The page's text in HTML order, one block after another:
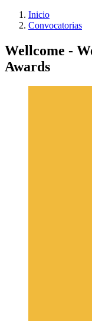
Inicio
Convocatorias
Wellcome -
Awards